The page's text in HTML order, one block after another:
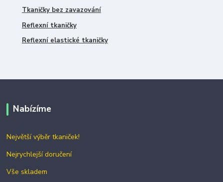
Tkaničky bez zavazování
Reflexní tkaničky
Reflexní elastické tkaničky
Nabízíme
Největší výběr tkaniček!
Nejrychlejší doručení
Vše skladem